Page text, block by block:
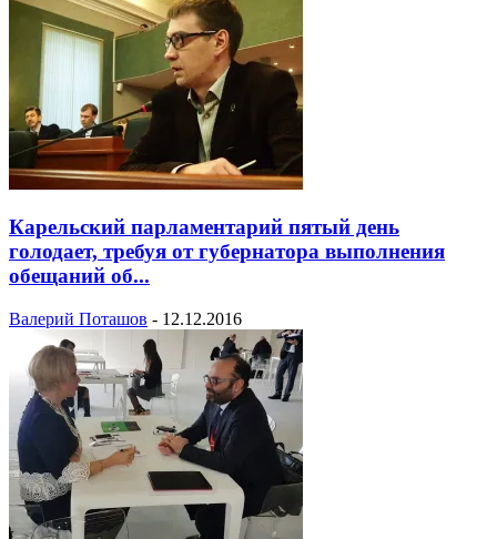
Карельский парламентарий пятый день
голодает, требуя от губернатора выполнения
обещаний об...
Валерий Поташов - 12.12.2016